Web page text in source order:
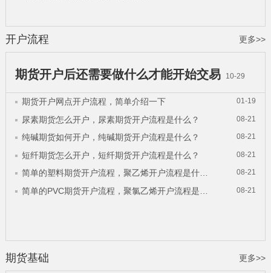
开户流程 更多>>
期货开户后还需要做什么才能开始交易 10-29
期货开户网点开户流程，简单介绍一下 01-19
尿素期货怎么开户，尿素期货开户流程是什么？ 08-21
纯碱期货如何开户，纯碱期货开户流程是什么？ 08-21
短纤期货怎么开户，短纤期货开户流程是什么？ 08-21
简单的塑料期货开户流程，聚乙烯开户流程是什么？ 08-21
08-21
期货基础 更多>>